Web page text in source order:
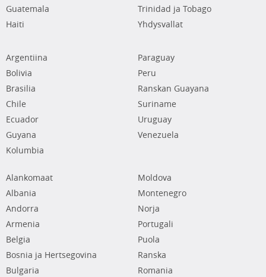
Guatemala
Haiti
Trinidad ja Tobago
Yhdysvallat
Argentiina
Bolivia
Brasilia
Chile
Ecuador
Guyana
Kolumbia
Paraguay
Peru
Ranskan Guayana
Suriname
Uruguay
Venezuela
Alankomaat
Albania
Andorra
Armenia
Belgia
Bosnia ja Hertsegovina
Bulgaria
Moldova
Montenegro
Norja
Portugali
Puola
Ranska
Romania